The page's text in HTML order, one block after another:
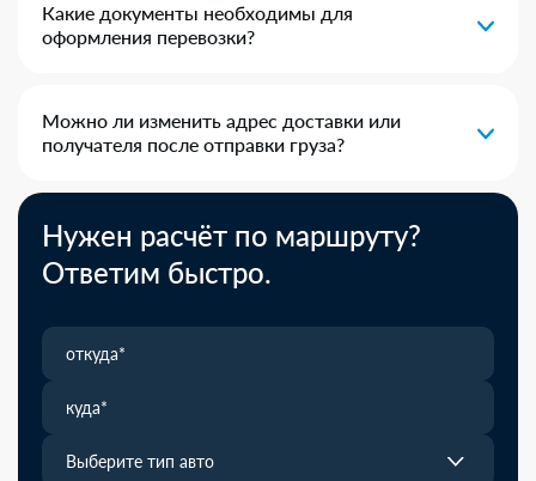
Какие документы необходимы для
оформления перевозки?
Можно ли изменить адрес доставки или
получателя после отправки груза?
Нужен расчёт по маршруту?
Ответим быстро.
Выберите тип авто